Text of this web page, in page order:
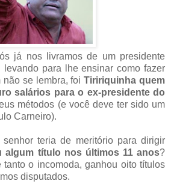
já nos livramos de um presidente
para lhe ensinar como fazer
não se lembra, foiTiririquinha quem
salários para o ex-presidente do
métodos (e você deve ter sido um
Carneiro).
teria de meritório para dirigir
algum título nos últimos 11 anos?
tanto o incomoda, ganhou oito títulos
disputados.